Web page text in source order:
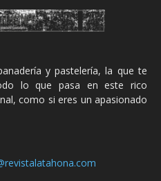
y pastelería, la que te
lo que pasa en este rico
como si eres un apasionado